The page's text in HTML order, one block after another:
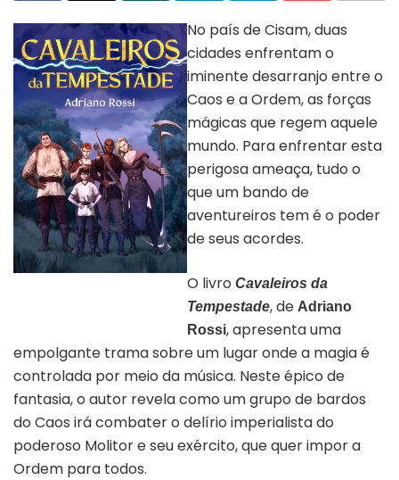
No país de Cisam, duas
cidades enfrentam o
iminente desarranjo entre o
Caos e a Ordem, as forças
mágicas que regem aquele
mundo. Para enfrentar esta
perigosa ameaça, tudo o
que um bando de
aventureiros tem é o poder
de seus acordes.
O livro Cavaleiros da
Tempestade, de Adriano
Rossi, apresenta uma
empolgante trama sobre um lugar onde a magia é
controlada por meio da música. Neste épico de
fantasia, o autor revela como um grupo de bardos
do Caos irá combater o delírio imperialista do
poderoso Molitor e seu exército, que quer impor a
Ordem para todos.